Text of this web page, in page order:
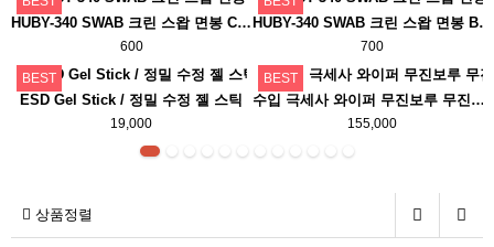
HUBY-340 SWAB 크린 스왑 면봉 CA-002 CA-003
600
HUBY-340 SWAB 크린 스왑 면봉 BB-001 BB-002 BB-003 BB-012 BB-013
700
BEST
ESD Gel Stick / 정밀 수정 젤 스틱
19,000
BEST
수입 극세사 와이퍼 무진보루 무진천 9인치 10팩 한박스
155,000
상품정렬